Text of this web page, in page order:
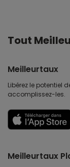
Tout
Meilleurtaux
Libérez le potentiel
accomplissez-les.
Meilleurtaux